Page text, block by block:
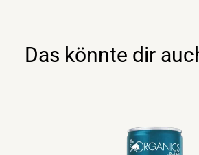
Das könnte dir